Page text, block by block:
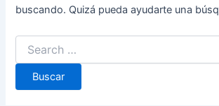
buscando. Quizá pueda ayudarte una